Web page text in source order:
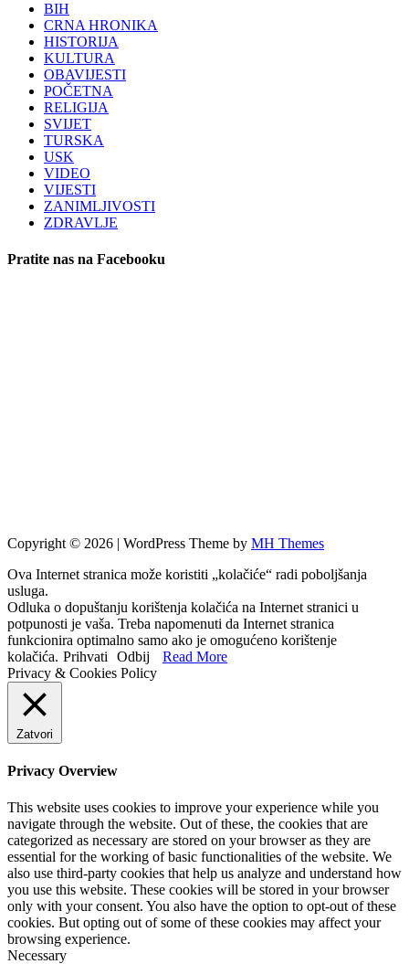
BIH
CRNA HRONIKA
HISTORIJA
KULTURA
OBAVIJESTI
POČETNA
RELIGIJA
SVIJET
TURSKA
USK
VIDEO
VIJESTI
ZANIMLJIVOSTI
ZDRAVLJE
Pratite nas na Facebooku
Copyright © 2026 | WordPress Theme by MH Themes
Ova Internet stranica može koristiti „kolačiće“ radi poboljšanja
usluga.
Odluka o dopuštanju korištenja kolačića na Internet stranici u
potpunosti je vaša. Treba napomenuti da Internet stranica
funkcionira optimalno samo ako je omogućeno korištenje
kolačića. Prihvati Odbij
Read More
Privacy & Cookies Policy
Zatvori
Privacy Overview
This website uses cookies to improve your experience while you
navigate through the website. Out of these, the cookies that are
categorized as necessary are stored on your browser as they are
essential for the working of basic functionalities of the website. We
also use third-party cookies that help us analyze and understand how
you use this website. These cookies will be stored in your browser
only with your consent. You also have the option to opt-out of these
cookies. But opting out of some of these cookies may affect your
browsing experience.
Necessary